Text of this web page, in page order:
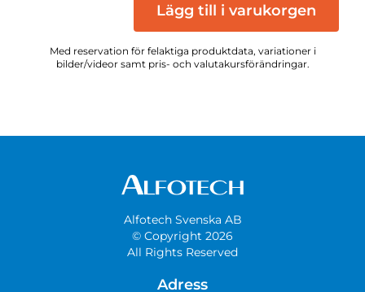
Lägg till i varukorgen
Med reservation för felaktiga produktdata, variationer i
bilder/videor samt pris- och valutakursförändringar.
Alfotech Svenska AB
© Copyright 2026
All Rights Reserved
Adress